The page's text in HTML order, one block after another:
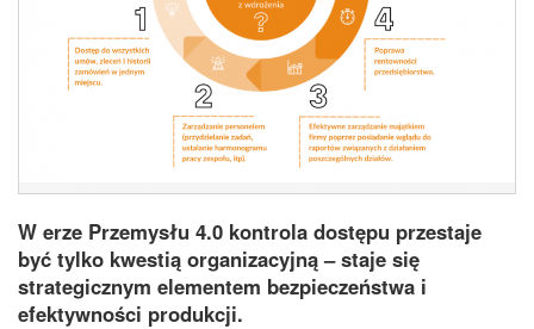
W erze Przemysłu 4.0 kontrola dostępu przestaje
być tylko kwestią organizacyjną – staje się
strategicznym elementem bezpieczeństwa i
efektywności produkcji.